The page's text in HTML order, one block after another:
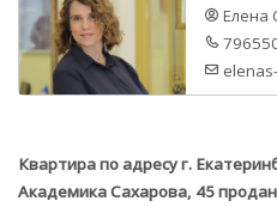
Елена
Квартира по адресу г.
Академика Сахарова, 45